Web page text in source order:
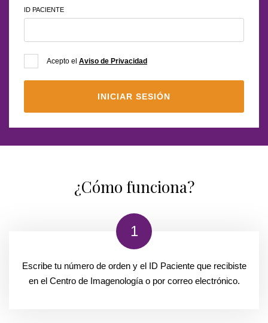
ID PACIENTE
Acepto el Aviso de Privacidad
INICIAR SESIÓN
¿Cómo funciona?
1
Escribe tu número de ordeny el ID Pacienteque recibiste
en el Centro de Imagenología o por correo electrónico.